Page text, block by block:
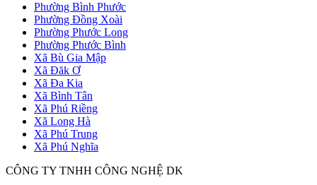
Phường Bình Phước
Phường Đồng Xoài
Phường Phước Long
Phường Phước Bình
Xã Bù Gia Mập
Xã Đăk Ơ
Xã Đa Kia
Xã Bình Tân
Xã Phú Riềng
Xã Long Hà
Xã Phú Trung
Xã Phú Nghĩa
CÔNG TY TNHH CÔNG NGHỆ DK